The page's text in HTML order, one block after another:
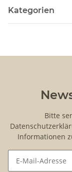
Kategorien
Bitte
Informationen